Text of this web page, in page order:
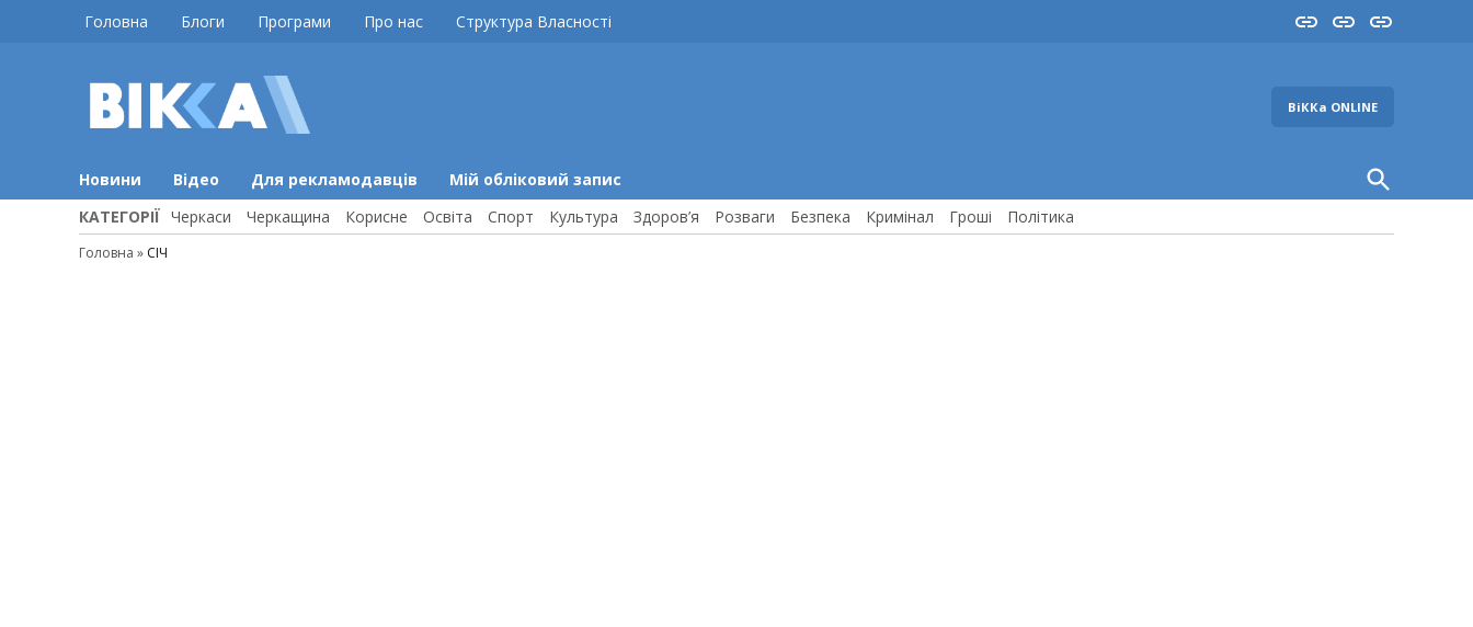
Головна Блоги Програми Про нас Структура Власності InstaYouTube
FB
ВіККа ONLINE
Новини Відео Для рекламодавців Мій обліковий запис
Open
Search
КАТЕГОРІЇ Черкаси Черкащина Корисне Освіта Спорт Культура Здоров’я Розваги Безпека Кримінал Гроші Політика
Головна » СІЧ